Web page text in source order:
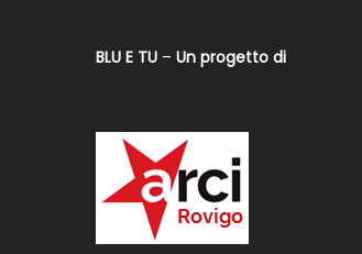
BLU E TU –Un progetto di